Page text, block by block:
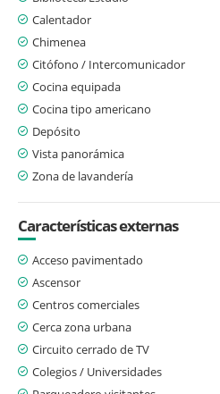
Calentador
Chimenea
Citófono / Intercomunicador
Cocina equipada
Cocina tipo americano
Depósito
Vista panorámica
Zona de lavandería
Características externas
Acceso pavimentado
Ascensor
Centros comerciales
Cerca zona urbana
Circuito cerrado de TV
Colegios / Universidades